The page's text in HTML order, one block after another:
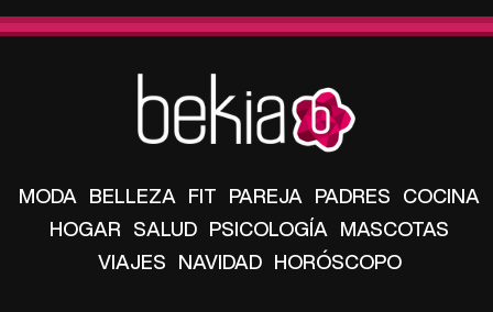
MODA BELLEZA FIT PAREJA PADRES COCINA
HOGAR SALUD PSICOLOGÍA MASCOTAS
VIAJES NAVIDAD HORÓSCOPO